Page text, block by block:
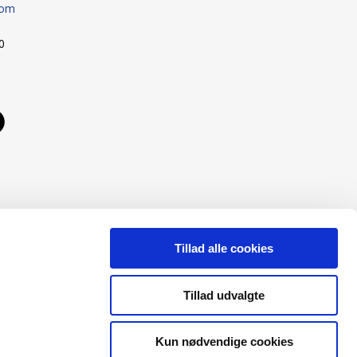
Tillad alle cookies
Tillad udvalgte
Kun nødvendige cookies